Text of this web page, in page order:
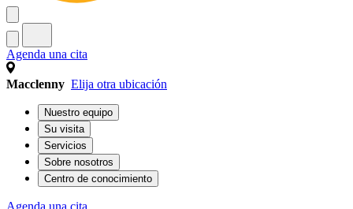
Agenda una cita
Macclenny Elija otra ubicación
Nuestro equipo
Su visita
Servicios
Sobre nosotros
Centro de conocimiento
Agenda una cita